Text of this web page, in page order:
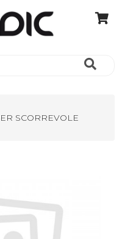
SCORREVOLE